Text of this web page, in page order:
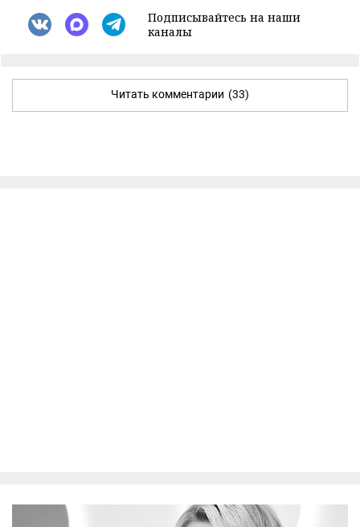
Подписывайтесь на наши
каналы
Читать комментарии (33)